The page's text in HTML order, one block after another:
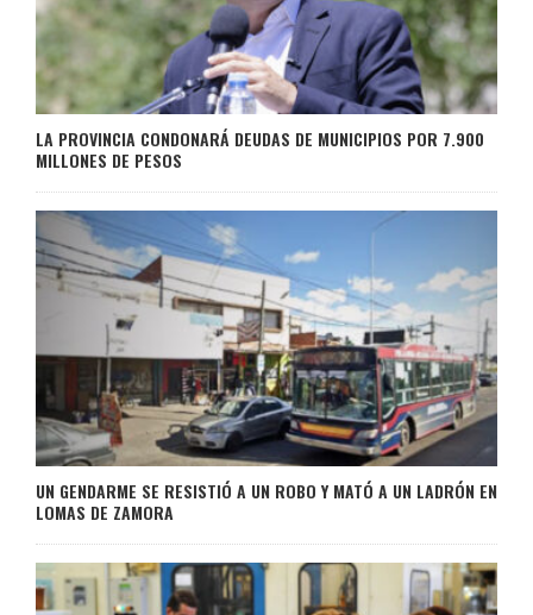
LA PROVINCIA CONDONARÁ DEUDAS DE MUNICIPIOS POR 7.900
MILLONES DE PESOS
UN GENDARME SE RESISTIÓ A UN ROBO Y MATÓ A UN LADRÓN EN
LOMAS DE ZAMORA